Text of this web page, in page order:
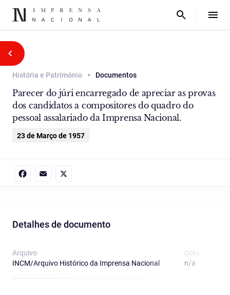
História e Património Documentos
Parecer do júri encarregado de apreciar as provas
dos candidatos a compositores do quadro do
pessoal assalariado da Imprensa Nacional.
23 de Março de 1957
Detalhes de documento
Arquivo
INCM/Arquivo Histórico da Imprensa Nacional
Cota
n/a